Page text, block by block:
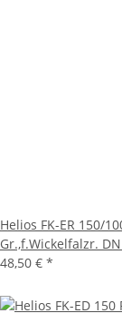
Helios FK-ER 150/
Gr.,f.Wickelfalzr.
48,50 € *